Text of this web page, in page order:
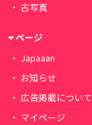
古写真
ページ
Japaaan
お知らせ
広告掲載について
マイページ